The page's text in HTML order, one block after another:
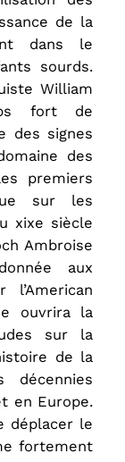
de la
dans le
sourds.
William
fort de
des signes
des
premiers
sur les
xixe siècle
Ambroise
aux
l’American
ouvrira la
sur la
de la
décennies
en Europe.
déplacer le
fortement